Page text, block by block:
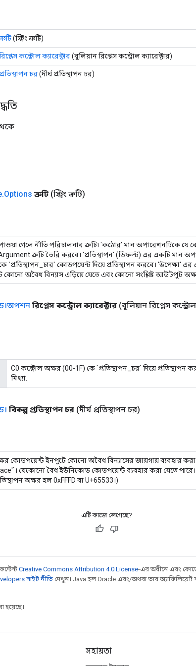
(স্ট্রিং ত্রুটি)
কন্ট্রোল ক্যারেক্টার(বুলিয়ান রিপ্লেস কন্ট্রোল ক্যারেক্টার)
প্রতিস্থাপন চর(দীর্ঘ প্রতিস্থাপন চর)
.Options ত্রুটি (স্ট্রিং ত্রুটি)
গেলে নীতি পরিচালনার ত্রুটি৷ 'কঠোর' মান অপারেশনটিকে
ত্রুটি তৈরি করবে। 'প্রতিস্থাপন' (ডিফল্ট) এর একটি মান
`প্রতিস্থাপন_চার` কোডপয়েন্ট দিয়ে প্রতিস্থাপন করবে। 'উপেক্ষা' এর
অবৈধ বিন্যাস এড়িয়ে যেতে এবং কোনো সংশ্লিষ্ট আউটপুট
রিপ্লেস কন্ট্রোল ক্যারেক্টার (বুলিয়ান রিপ্লেস
C0 কন্ট্রোল অক্ষর (00-1F) কে `প্রতিস্থাপন_চর` দিয়ে প্রতিস্থাপন
মিথ্যা.
বিকল্প প্রতিস্থাপন চর (দীর্ঘ প্রতিস্থাপন চর)
কোডপয়েন্ট ইনপুটে কোনো অবৈধ বিন্যাসের জায়গায় ব্যবহার
যেকোনো বৈধ ইউনিকোড কোডপয়েন্ট ব্যবহার করা যেতে
অক্ষর হল 0xFFFD বা U+65533।)
এটি কাজে লেগেছে?
Creative Commons Attribution 4.0 License-এর অধীনে এবং
সাইট নীতি দেখুন। Java হল Oracle এবং/অথবা তার অ্যাফিলিয়েট
হয়েছে।
সহায়তা